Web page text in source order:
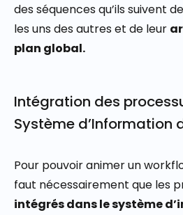
des séquences qu’ils suivent
les uns des autres et de leur
plan global.
Intégration des
Système d’Information
Pour pouvoir animer un
faut nécessairement que les
intégrés dans le système